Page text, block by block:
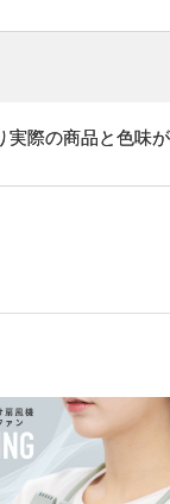
際の商品と色味が